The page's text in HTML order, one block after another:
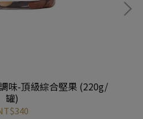
味-頂級綜合堅果 (220g/
罐)